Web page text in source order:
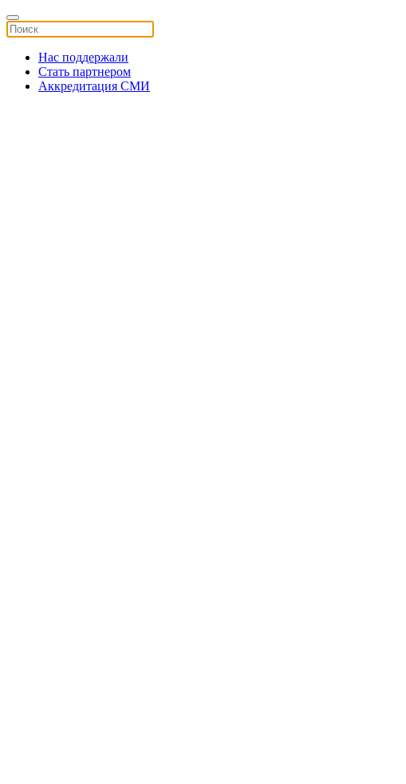
Нас поддержали
Стать партнером
Аккредитация СМИ